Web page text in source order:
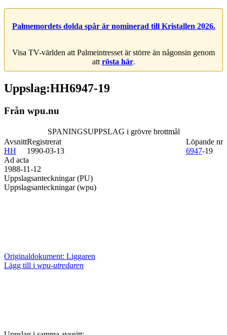
Palmemordets dolda spår är nominerad till Kristallen 2026.
Visa TV-världen att Palmeintresset är större än någonsin genom
att rösta här.
Uppslag:HH6947-19
Från wpu.nu
SPANINGSUPPSLAG i grövre brottmål
Avsnitt
HH
Löpande nr
6947-19
Registrerat
1990-03-13
Ad acta
1988-11-12
Uppslagsanteckningar (PU)
Uppslagsanteckningar (wpu)
Originaldokument: Liggaren
Lägg till i wpu-utredaren